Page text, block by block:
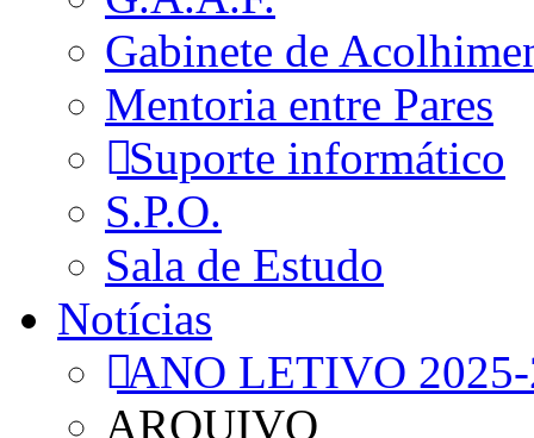
Gabinete de
Mentoria entre Pares
Suporte informático
S.P.O.
Sala de Estudo
Notícias
ANO LETIVO
ARQUIVO